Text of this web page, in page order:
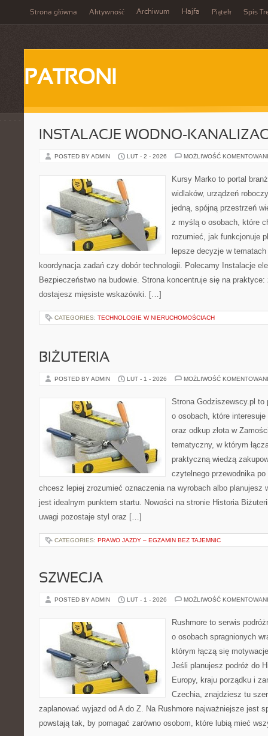
Strona główna Aktywność Archiwum Hajfa Piątek Spis
PATRONI
INSTALACJE WODNO-
POSTED BY ADMIN LUT - 2 - 2026 MOŻLIWOŚĆ
Kursy Marko to portal
widlaków, urządzeń
jedną, spójną przestrzeń
z myślą o osobach, które
rozumieć, jak funkcjonuje
lepsze decyzje w
koordynacja zadań czy dobór technologii. Polecamy Instalacje
Bezpieczeństwo na budowie. Strona koncentruje się na praktyce:
dostajesz mięsiste wskazówki. […]
CATEGORIES: TECHNOLOGIE W NIERUCHOMOŚCIACH
BIŻUTERIA
POSTED BY ADMIN LUT - 1 - 2026 MOŻLIWOŚĆ
Strona Godziszewscy.pl
o osobach, które
oraz odkup złota w
tematyczny, w którym
praktyczną wiedzą
czytelnego przewodnika
chcesz lepiej zrozumieć oznaczenia na wyrobach albo planujesz
jest idealnym punktem startu. Nowości na stronie Historia
uwagi pozostaje styl oraz […]
CATEGORIES: PRAWO JAZDY – EGZAMIN BEZ TAJEMNIC
SZWECJA
POSTED BY ADMIN LUT - 1 - 2026 MOŻLIWOŚĆ
Rushmore to serwis
o osobach spragnionych
którym łączą się
Jeśli planujesz podróż do
Europy, kraju porządku i
Czechia, znajdziesz tu
zaplanować wyjazd od A do Z. Na Rushmore najważniejsze jest
powstają tak, by pomagać zarówno osobom, które lubią mieć